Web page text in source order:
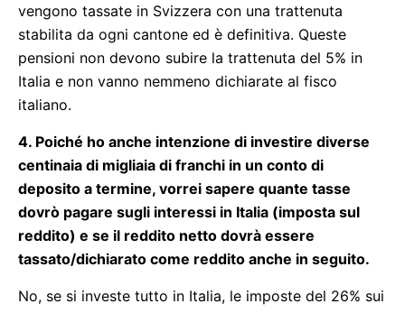
vengono tassate in Svizzera con una trattenuta
stabilita da ogni cantone ed è definitiva. Queste
pensioni non devono subire la trattenuta del 5% in
Italia e non vanno nemmeno dichiarate al fisco
italiano.
4. Poiché ho anche intenzione di investire diverse
centinaia di migliaia di franchi in un conto di
deposito a termine, vorrei sapere quante tasse
dovrò pagare sugli interessi in Italia (imposta sul
reddito) e se il reddito netto dovrà essere
tassato/dichiarato come reddito anche in seguito.
No, se si investe tutto in Italia, le imposte del 26% sui